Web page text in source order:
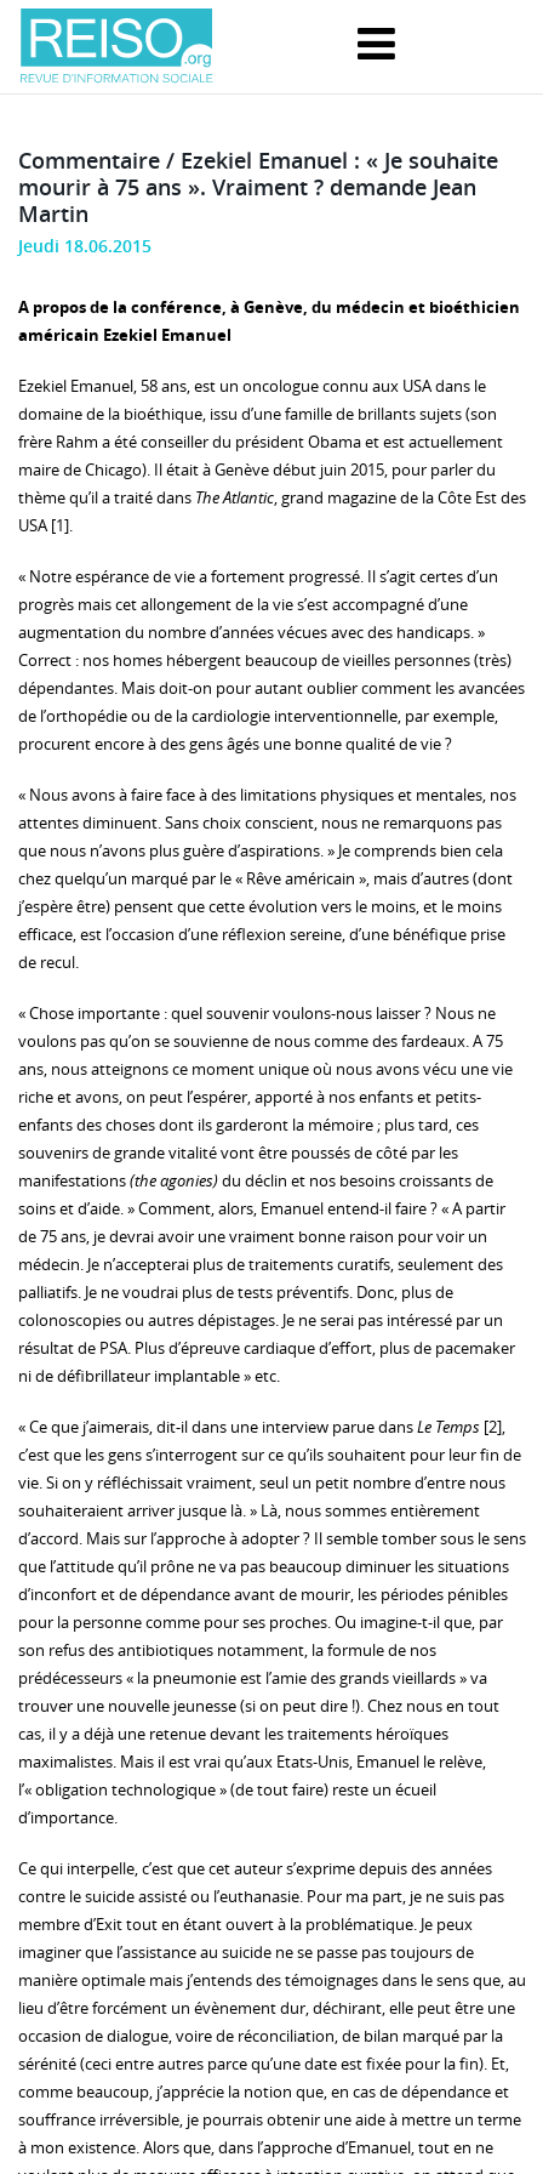
Commentaire / Ezekiel Emanuel : « Je souhaite
mourir à 75 ans ». Vraiment ? demande Jean
Martin
Jeudi 18.06.2015
A propos de la conférence, à Genève, du médecin et bioéthicien
américain Ezekiel Emanuel
Ezekiel Emanuel, 58 ans, est un oncologue connu aux USA dans le
domaine de la bioéthique, issu d’une famille de brillants sujets (son
frère Rahm a été conseiller du président Obama et est actuellement
maire de Chicago). Il était à Genève début juin 2015, pour parler du
thème qu’il a traité dans The Atlantic, grand magazine de la Côte Est des
USA [1].
« Notre espérance de vie a fortement progressé. Il s’agit certes d’un
progrès mais cet allongement de la vie s’est accompagné d’une
augmentation du nombre d’années vécues avec des handicaps. »
Correct : nos homes hébergent beaucoup de vieilles personnes (très)
dépendantes. Mais doit-on pour autant oublier comment les avancées
de l’orthopédie ou de la cardiologie interventionnelle, par exemple,
procurent encore à des gens âgés une bonne qualité de vie ?
« Nous avons à faire face à des limitations physiques et mentales, nos
attentes diminuent. Sans choix conscient, nous ne remarquons pas
que nous n’avons plus guère d’aspirations. » Je comprends bien cela
chez quelqu’un marqué par le « Rêve américain », mais d’autres (dont
j’espère être) pensent que cette évolution vers le moins, et le moins
efficace, est l’occasion d’une réflexion sereine, d’une bénéfique prise
de recul.
« Chose importante : quel souvenir voulons-nous laisser ? Nous ne
voulons pas qu’on se souvienne de nous comme des fardeaux. A 75
ans, nous atteignons ce moment unique où nous avons vécu une vie
riche et avons, on peut l’espérer, apporté à nos enfants et petits-
enfants des choses dont ils garderont la mémoire ; plus tard, ces
souvenirs de grande vitalité vont être poussés de côté par les
manifestations(the agonies)du déclin et nos besoins croissants de
soins et d’aide. » Comment, alors, Emanuel entend-il faire ? « A partir
de 75 ans, je devrai avoir une vraiment bonne raison pour voir un
médecin. Je n’accepterai plus de traitements curatifs, seulement des
palliatifs. Je ne voudrai plus de tests préventifs. Donc, plus de
colonoscopies ou autres dépistages. Je ne serai pas intéressé par un
résultat de PSA. Plus d’épreuve cardiaque d’effort, plus de pacemaker
ni de défibrillateur implantable » etc.
« Ce que j’aimerais, dit-il dans une interview parue dansLe Temps [2],
c’est que les gens s’interrogent sur ce qu’ils souhaitent pour leur fin de
vie. Si on y réfléchissait vraiment, seul un petit nombre d’entre nous
souhaiteraient arriver jusque là. » Là, nous sommes entièrement
d’accord. Mais sur l’approche à adopter ? Il semble tomber sous le sens
que l’attitude qu’il prône ne va pas beaucoup diminuer les situations
d’inconfort et de dépendance avant de mourir, les périodes pénibles
pour la personne comme pour ses proches. Ou imagine-t-il que, par
son refus des antibiotiques notamment, la formule de nos
prédécesseurs « la pneumonie est l’amie des grands vieillards » va
trouver une nouvelle jeunesse (si on peut dire !). Chez nous en tout
cas, il y a déjà une retenue devant les traitements héroïques
maximalistes. Mais il est vrai qu’aux Etats-Unis, Emanuel le relève,
l’« obligation technologique » (de tout faire) reste un écueil
d’importance.
Ce qui interpelle, c’est que cet auteur s’exprime depuis des années
contre le suicide assisté ou l’euthanasie. Pour ma part, je ne suis pas
membre d’Exit tout en étant ouvert à la problématique. Je peux
imaginer que l’assistance au suicide ne se passe pas toujours de
manière optimale mais j’entends des témoignages dans le sens que, au
lieu d’être forcément un évènement dur, déchirant, elle peut être une
occasion de dialogue, voire de réconciliation, de bilan marqué par la
sérénité (ceci entre autres parce qu’une date est fixée pour la fin). Et,
comme beaucoup, j’apprécie la notion que, en cas de dépendance et
souffrance irréversible, je pourrais obtenir une aide à mettre un terme
à mon existence. Alors que, dans l’approche d’Emanuel, tout en ne